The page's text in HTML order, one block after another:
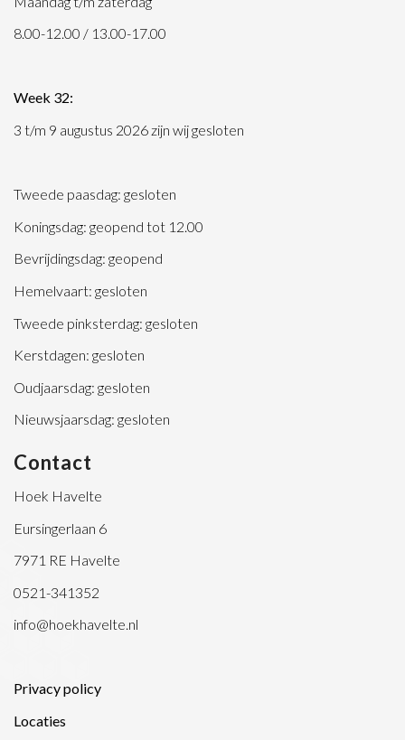
8.00-12.00 / 13.00-17.00
Week 32:
3 t/m 9 augustus 2026 zijn wij gesloten
Tweede paasdag: gesloten
Koningsdag: geopend tot 12.00
Bevrijdingsdag: geopend
Hemelvaart: gesloten
Tweede pinksterdag: gesloten
Kerstdagen: gesloten
Oudjaarsdag: gesloten
Nieuwsjaarsdag: gesloten
Contact
Hoek Havelte
Eursingerlaan 6
7971 RE Havelte
0521-341352
info@hoekhavelte.nl
Privacy policy
Locaties